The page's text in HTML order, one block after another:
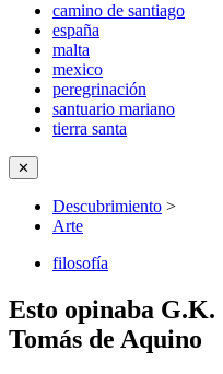
camino de santiago
españa
malta
mexico
peregrinación
santuario mariano
tierra santa
✕
Descubrimiento >
Arte
filosofía
Esto opinaba G.K.
Tomás de Aquino